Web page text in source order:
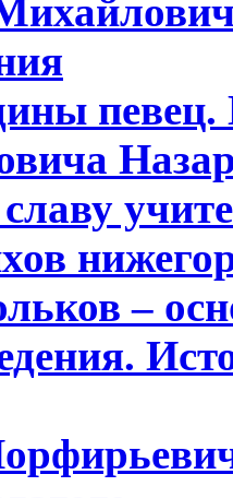
–